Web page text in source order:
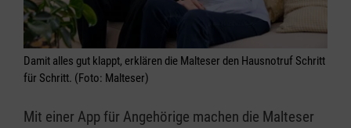
Damit alles gut klappt, erklären die Malteser den Hausnotruf Schritt
für Schritt. (Foto: Malteser)
Mit einer App für Angehörige machen die Malteser